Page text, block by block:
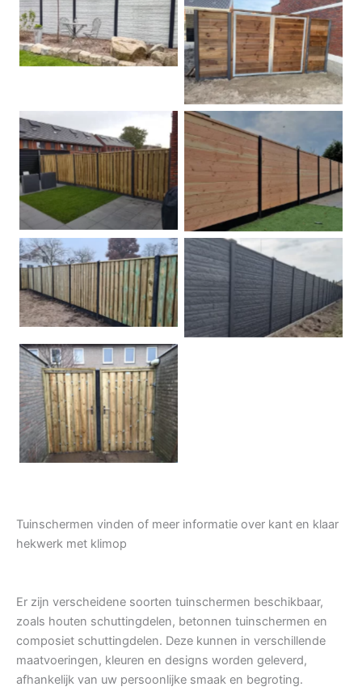
Betonschutting
Dubbele poort
Betonpalen schutting Douglas
Hout beton schuttingen Rots motief antraciet
Tuindeur grenen
Tuinschermen vinden of meer informatie over kant en klaar
hekwerk met klimop
Er zijn verscheidene soorten tuinschermen beschikbaar,
zoals houten schuttingdelen, betonnen tuinschermen en
composiet schuttingdelen. Deze kunnen in verschillende
maatvoeringen, kleuren en designs worden geleverd,
afhankelijk van uw persoonlijke smaak en begroting.